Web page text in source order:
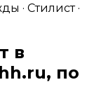
· Стилист ·
в
по